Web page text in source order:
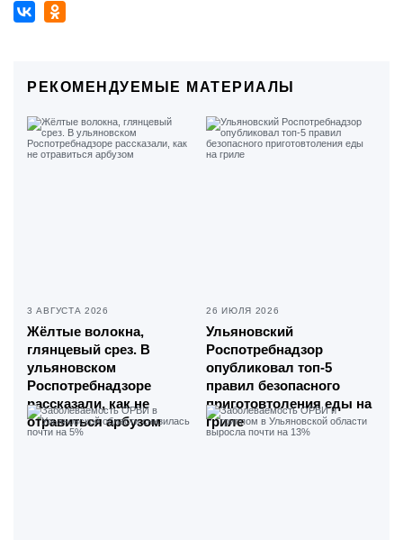
РЕКОМЕНДУЕМЫЕ МАТЕРИАЛЫ
3 АВГУСТА 2026
Жёлтые волокна,
глянцевый срез. В
ульяновском
Роспотребнадзоре
рассказали, как не
отравиться арбузом
26 ИЮЛЯ 2026
Ульяновский
Роспотребнадзор
опубликовал топ-5
правил безопасного
приготовтоления еды на
гриле